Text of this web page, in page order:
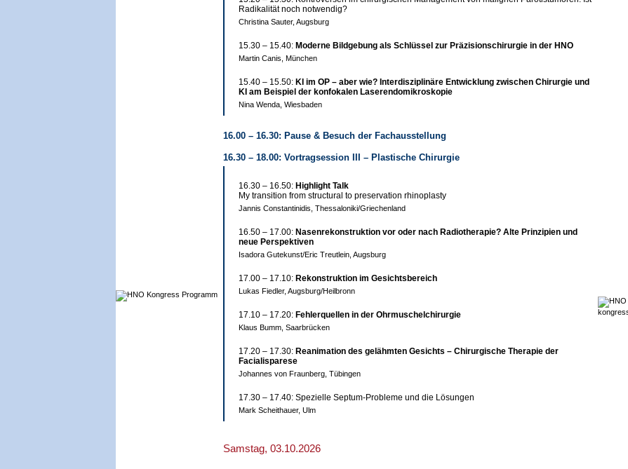
Radikalität noch notwendig?
Christina Sauter, Augsburg
15.30 – 15.40: Moderne Bildgebung als Schlüssel zur Präzisionschirurgie in der HNO
Martin Canis, München
15.40 – 15.50: KI im OP – aber wie? Interdisziplinäre Entwicklung zwischen Chirurgie und
KI am Beispiel der konfokalen Laserendomikroskopie
Nina Wenda, Wiesbaden
16.00 – 16.30: Pause & Besuch der Fachausstellung
16.30 – 18.00: Vortragsession III – Plastische Chirurgie
16.30 – 16.50: Highlight Talk
My transition from structural to preservation rhinoplasty
Jannis Constantinidis, Thessaloniki/Griechenland
16.50 – 17.00: Nasenrekonstruktion vor oder nach Radiotherapie? Alte Prinzipien und
neue Perspektiven
Isadora Gutekunst/Eric Treutlein, Augsburg
17.00 – 17.10: Rekonstruktion im Gesichtsbereich
Lukas Fiedler, Augsburg/Heilbronn
17.10 – 17.20: Fehlerquellen in der Ohrmuschelchirurgie
Klaus Bumm, Saarbrücken
17.20 – 17.30: Reanimation des gelähmten Gesichts – Chirurgische Therapie der
Facialisparese
Johannes von Fraunberg, Tübingen
17.30 – 17.40: Spezielle Septum-Probleme und die Lösungen
Mark Scheithauer, Ulm
Samstag, 03.10.2026